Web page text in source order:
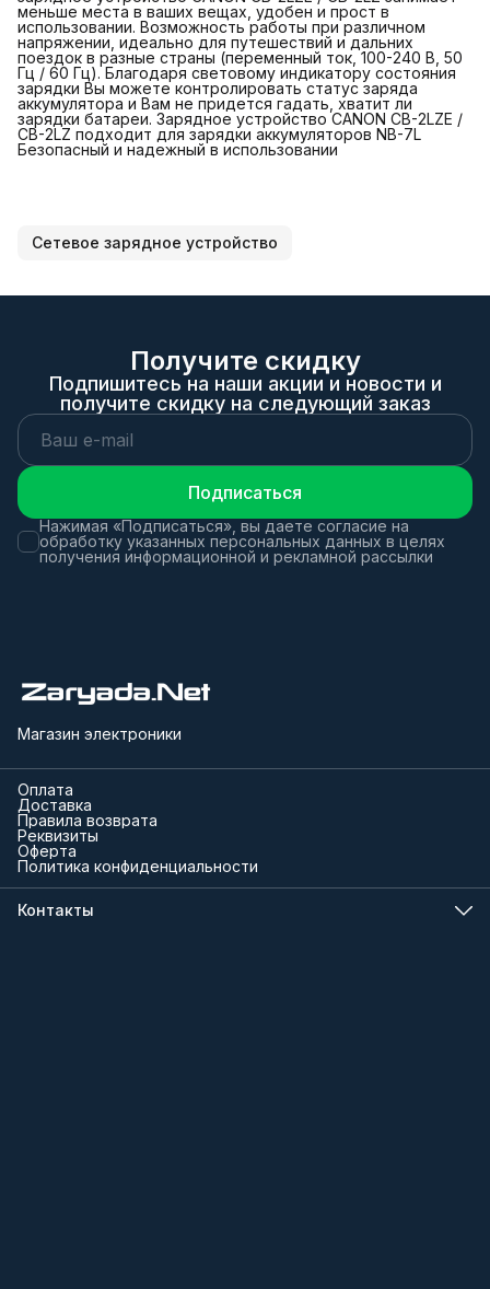
меньше места в ваших вещах, удобен и прост в
использовании. Возможность работы при различном
напряжении, идеально для путешествий и дальних
поездок в разные страны (переменный ток, 100-240 В, 50
Гц / 60 Гц). Благодаря световому индикатору состояния
зарядки Вы можете контролировать статус заряда
аккумулятора и Вам не придется гадать, хватит ли
зарядки батареи. Зарядное устройство CANON CB-2LZE /
CB-2LZ подходит для зарядки аккумуляторов NB-7L
Безопасный и надежный в использовании
Сетевое зарядное устройство
Получите скидку
Подпишитесь на наши акции и новости и
получите скидку на следующий заказ
Подписаться
Нажимая «Подписаться», вы даете согласие на
обработку указанных персональных данных в целях
получения информационной и рекламной рассылки
Магазин электроники
Оплата
Доставка
Правила возврата
Реквизиты
Оферта
Политика конфиденциальности
Контакты